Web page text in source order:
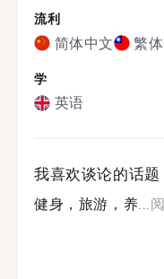
流利
简体中文 繁
学
英语
我喜欢谈论的话题
健身，旅游，养...